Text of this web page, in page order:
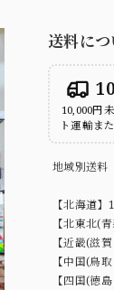
送料につ
10,000円
ト運輸ま
地域別送料
【北海道】
【北東北(
【近畿(滋
【中国(鳥
【四国(徳